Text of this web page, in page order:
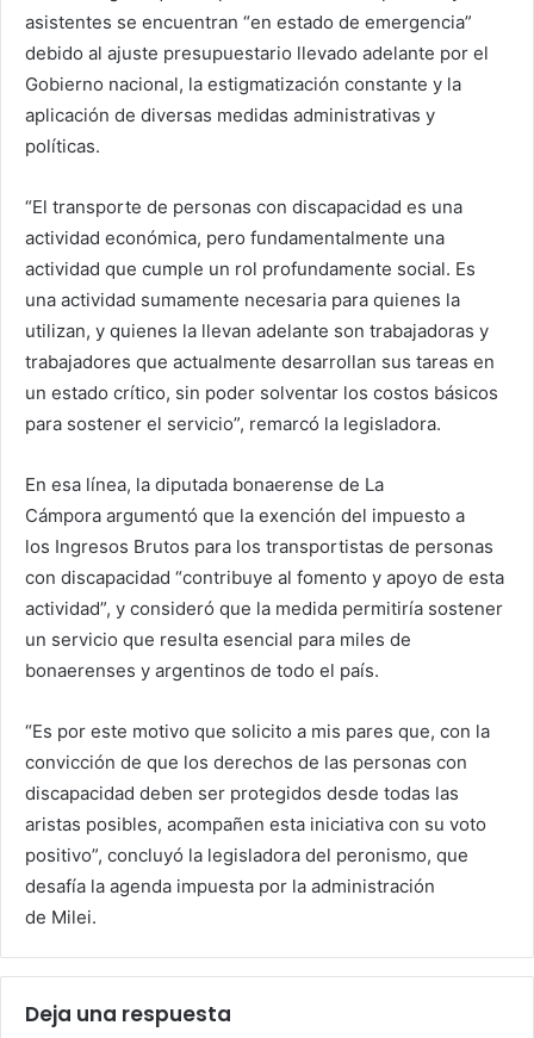
asistentes se encuentran “en estado de emergencia”
debido al ajuste presupuestario llevado adelante por el
Gobierno nacional, la estigmatización constante y la
aplicación de diversas medidas administrativas y
políticas.
“El transporte de personas con discapacidad es una
actividad económica, pero fundamentalmente una
actividad que cumple un rol profundamente social. Es
una actividad sumamente necesaria para quienes la
utilizan, y quienes la llevan adelante son trabajadoras y
trabajadores que actualmente desarrollan sus tareas en
un estado crítico, sin poder solventar los costos básicos
para sostener el servicio”, remarcó la legisladora.
En esa línea, la diputada bonaerense de La
Cámpora argumentó que la exención del impuesto a
los Ingresos Brutos para los transportistas de personas
con discapacidad “contribuye al fomento y apoyo de esta
actividad”, y consideró que la medida permitiría sostener
un servicio que resulta esencial para miles de
bonaerenses y argentinos de todo el país.
“Es por este motivo que solicito a mis pares que, con la
convicción de que los derechos de las personas con
discapacidad deben ser protegidos desde todas las
aristas posibles, acompañen esta iniciativa con su voto
positivo”, concluyó la legisladora del peronismo, que
desafía la agenda impuesta por la administración
de Milei.
Deja una respuesta